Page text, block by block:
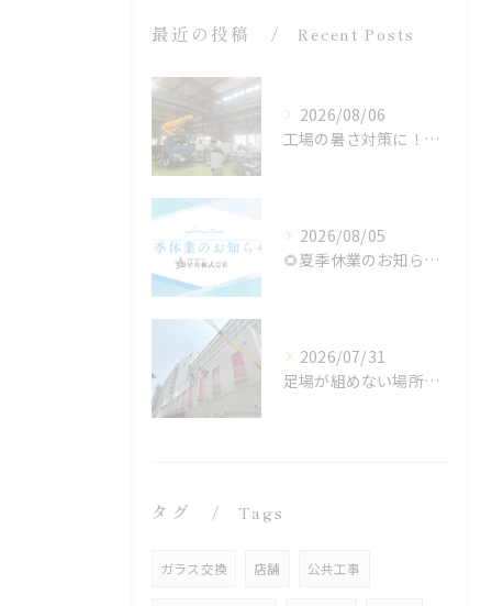
最近の投稿 Recent Posts
2026/08/06
工場の暑さ対策に！遮熱塗料「アドクールAQUA」施工前の温度測定を設置
2026/08/05
🌻夏季休業のお知らせ🌻
2026/07/31
足場が組めない場所でも施工可能！ロープアクセス工法の特徴と対応できる工事
タグ Tags
ガラス交換 店舗 公共工事